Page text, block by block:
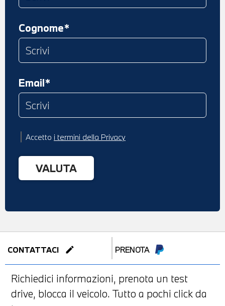
Cognome*
Email*
Accetto i termini della Privacy
CONTATTACI edit PRENOTA
Richiedici informazioni, prenota un test
drive, blocca il veicolo. Tutto a pochi click da